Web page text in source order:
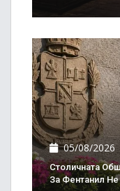
05/08/2026
Столичната
За Фентанил